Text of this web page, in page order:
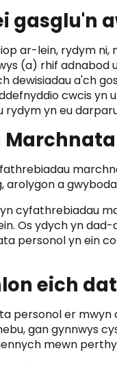
gasglu'n
ar-lein, rydym
(a) rhif
dewisiadau a'ch
cwcis yn
yn eu
a
cyfathrebiadau
Os ydych yn
personol yn ein
eich
personol er
gan gynnwys
mewn